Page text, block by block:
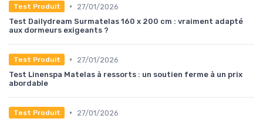
Test Produit •
27/01/2026
Test Dailydream Surmatelas 160 x 200 cm : vraiment adapté
aux dormeurs exigeants ?
Test Produit •
27/01/2026
Test Linenspa Matelas à ressorts : un soutien ferme à un prix
abordable
Test Produit •
27/01/2026